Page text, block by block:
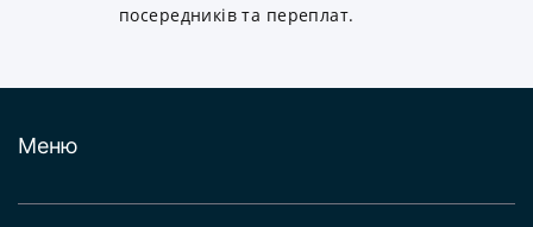
посередників та переплат.
Меню